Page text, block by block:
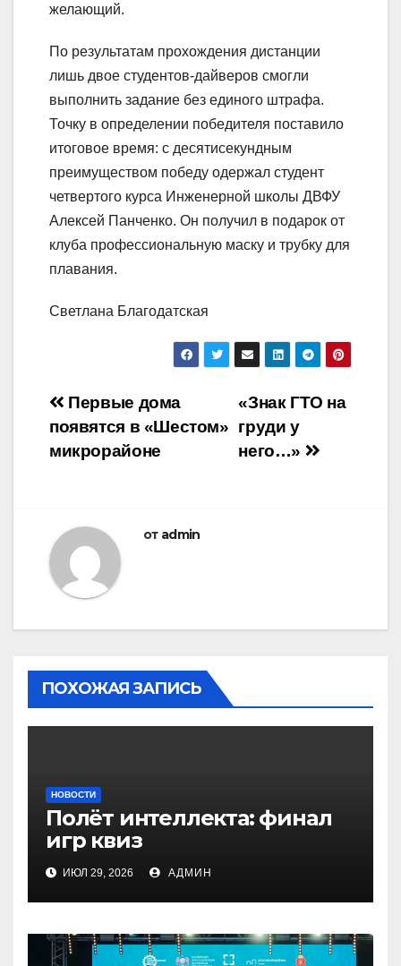
желающий.
По результатам прохождения дистанции
лишь двое студентов-дайверов смогли
выполнить задание без единого штрафа.
Точку в определении победителя поставило
итоговое время: с десятисекундным
преимуществом победу одержал студент
четвертого курса Инженерной школы ДВФУ
Алексей Панченко. Он получил в подарок от
клуба профессиональную маску и трубку для
плавания.
Светлана Благодатская
Навигация
по
«Знак ГТО на
груди у
него…»
Первые дома
появятся в «Шестом»
микрорайоне
от admin
ПОХОЖАЯ ЗАПИСЬ
НОВОСТИ
Полёт интеллекта: финал
игр квиз
ИЮЛ 29, 2026 АДМИН